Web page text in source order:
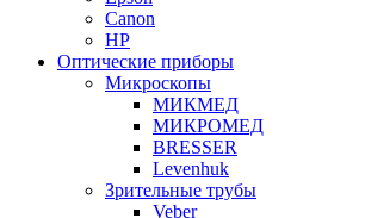
Canon
HP
Оптические приборы
Микроскопы
МИКМЕД
МИКРОМЕД
BRESSER
Levenhuk
Зрительные трубы
Veber